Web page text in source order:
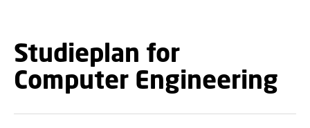
Studieplan for
Computer Engineering